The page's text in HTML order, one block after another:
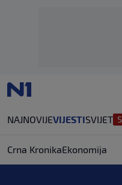
NAJNOVIJEVIJESTISVIJET
Crna KronikaEkonomija